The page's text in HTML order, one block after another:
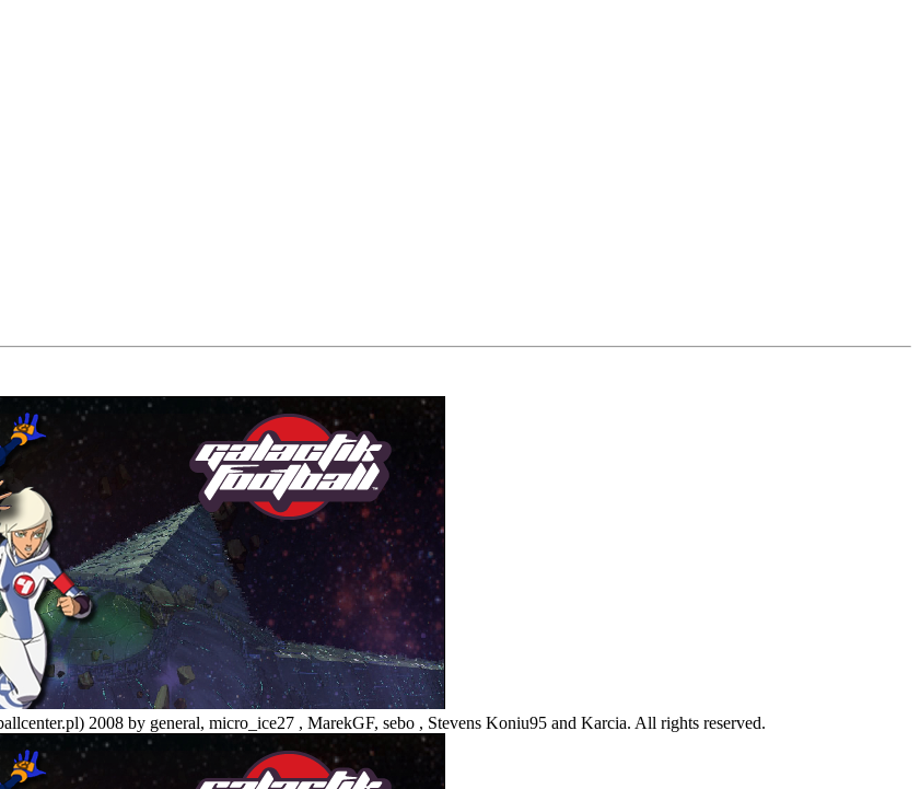
2008 by general, micro_ice27 , MarekGF, sebo , Stevens Koniu95 and Karcia. All rights reserved.